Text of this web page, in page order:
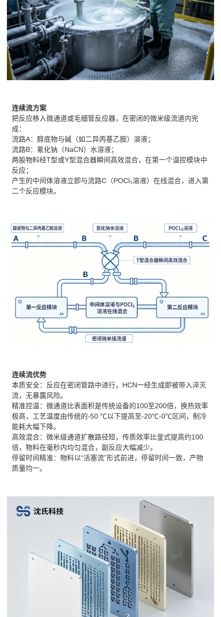
连续流方案
把反应移入微通道或毛细管反应器，在密闭的微米级流道内完
成：
流路A：醇底物与碱（如二异丙基乙胺）溶液；
流路B：氰化钠（NaCN）水溶液；
两股物料经T型或Y型混合器瞬间高效混合，在第一个温控模块中
反应；
产生的中间体溶液立即与流路C（POCl₃溶液）在线混合，进入第
二个反应模块。
连续流优势
本质安全：反应在密闭管路中进行，HCN一经生成即被带入淬灭
流，无暴露风险。
精准控温：微通道比表面积是传统设备的100至200倍，换热效率
极高，工艺温度由传统的-50 ℃以下提高至-20℃-0℃区间，制冷
能耗大幅下降。
高效混合：微米级通道扩散路径短，传质效率比釜式提高约100
倍，物料在毫秒内均匀混合，副反应大幅减少。
停留时间精准：物料以“活塞流”形式前进，停留时间一致，产物
质量均一。